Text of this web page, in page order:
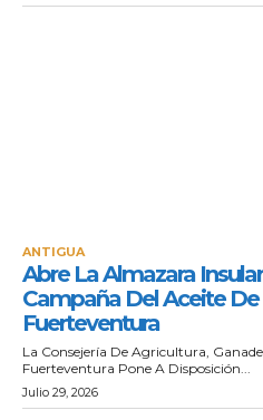
ANTIGUA
Abre La Almazara
Campaña Del Aceite De
Fuerteventura
La Consejería De Agricultura,
Fuerteventura Pone A Disposición...
Julio 29, 2026